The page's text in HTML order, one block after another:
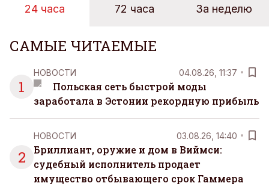
24 часа 72 часа За неделю
САМЫЕ ЧИТАЕМЫЕ
1
НОВОСТИ 04.08.26, 11:37
Польская сеть быстрой моды
заработала в Эстонии рекордную прибыль
2
НОВОСТИ 03.08.26, 14:40
Бриллиант, оружие и дом в Виймси:
судебный исполнитель продает
имущество отбывающего срок Гаммера